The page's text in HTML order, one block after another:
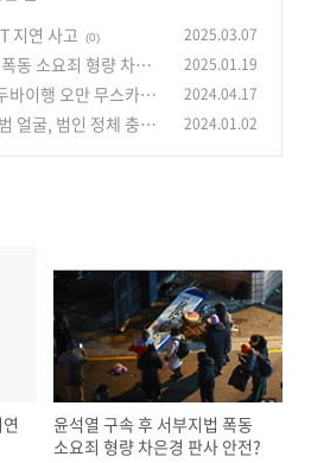
지연 사고
(0) 2025.03.07
동 소요죄 형량 차은
2025.01.19
바이행 오만 무스카트
아나
(0)
2024.04.17
얼굴, 범인 정체 충남
2024.01.02
윤석열 구속 후 서부지법 폭동
소요죄 형량 차은경 판사 안전?